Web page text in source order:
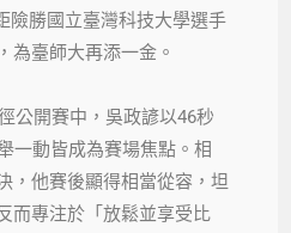
險勝國立臺灣科技大學選手
為臺師大再添一金。
公開賽中，吳政諺以46秒
一動皆成為賽場焦點。相
，他賽後顯得相當從容，坦
而專注於「放鬆並享受比